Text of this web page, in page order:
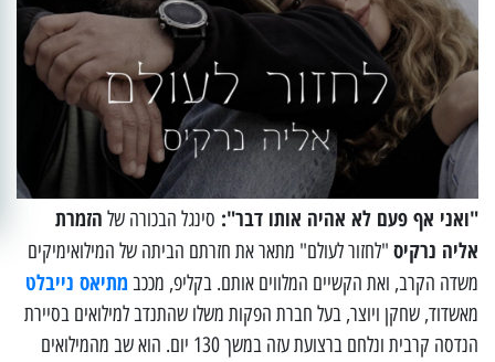
"ואני אף פעם לא אהיה אותו דבר": סינגל הבכורה של הזמרת
אליה נרקיס "לחזור לעולם" מתאר את חזרתם הביתה של המילואימיקים
משדה הקרב, ואת הקשיים המלווים אותם. בקליפ, מככבמתיאס נייבלט
מאשדוד, שחקן ויוצר, בעל חברת הפקות משלו שהתנדב למילואים בסיירת
הנדסה קרבית ונלחם ברצועת עזה במשך 130 יום. הוא שב מהמילואים